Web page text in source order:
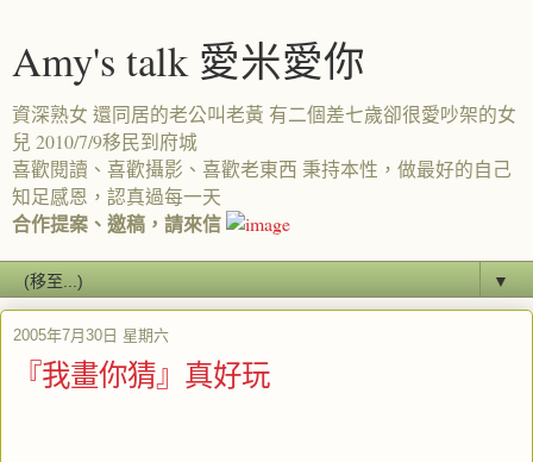
Amy's talk 愛米愛你
資深熟女 還同居的老公叫老黃 有二個差七歲卻很愛吵架的女
兒 2010/7/9移民到府城
喜歡閱讀、喜歡攝影、喜歡老東西 秉持本性，做最好的自己
知足感恩，認真過每一天
合作提案、邀稿，請來信
▼
2005年7月30日 星期六
『我畫你猜』真好玩